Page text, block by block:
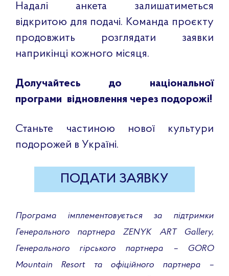
Надалі анкета залишатиметься
відкритою для подачі. Команда проєкту
продовжить розглядати заявки
наприкінці кожного місяця.
Долучайтесь до національної
програми відновлення через подорожі!
Станьте частиною нової культури
подорожей в Україні.
ПОДАТИ ЗАЯВКУ
Програма імплементовується за підтримки
Генерального партнера ZENYK ART Gallery,
Генерального гірського партнера – GORO
Mountain Resort та офіційного партнера –